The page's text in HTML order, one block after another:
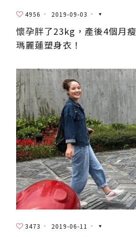
4956 2019-09-03
懷孕胖了23kg，產後4個月
瑪麗蓮塑身衣！
3473 2019-06-11